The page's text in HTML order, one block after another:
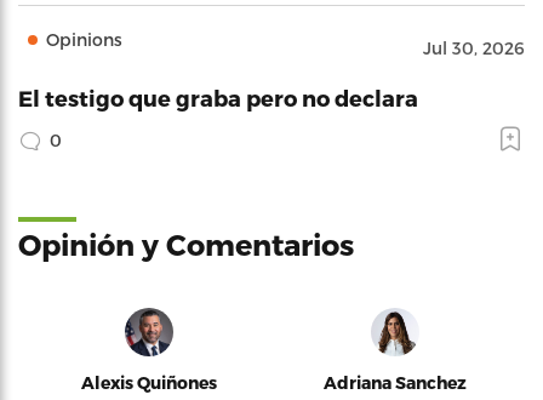
Opinions Jul 30, 2026
El testigo que graba pero no declara
0
Opinión y Comentarios
Alexis Quiñones Adriana Sanchez